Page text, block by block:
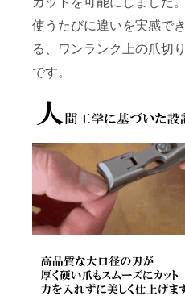
使うたびに違いを実感でき
る、ワンランク上の爪切り
です。